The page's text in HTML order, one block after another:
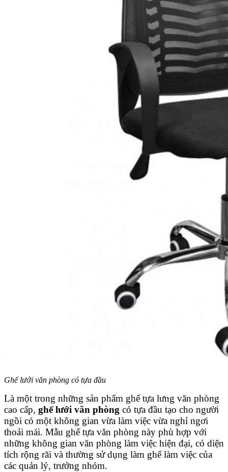
Ghế lưới văn phòng có tựa đầu
Là một trong những sản phẩm ghế tựa lưng văn phòng
cao cấp, ghế lưới văn phòng có tựa đầu tạo cho người
ngồi có một không gian vừa làm việc vừa nghỉ ngơi
thoải mái. Mẫu ghế tựa văn phòng này phù hợp với
những không gian văn phòng làm việc hiện đại, có diện
tích rộng rãi và thường sử dụng làm ghế làm việc của
các quản lý, trưởng nhóm.